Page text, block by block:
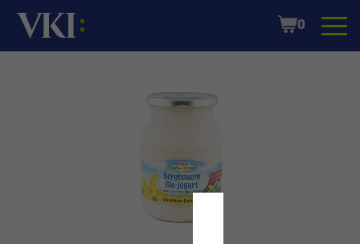
Startseite
Shopping
Cart
0